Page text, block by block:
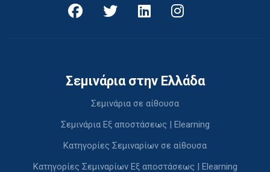
Σεμινάρια στην Ελλάδα
Σεμινάρια σε αίθουσα
Σεμινάρια Εξ αποστάσεως | Elearning
Κατηγορίες Σεμιναρίων σε αίθουσα
Κατηγορίες Σεμιναρίων Εξ αποστάσεως | Elearning